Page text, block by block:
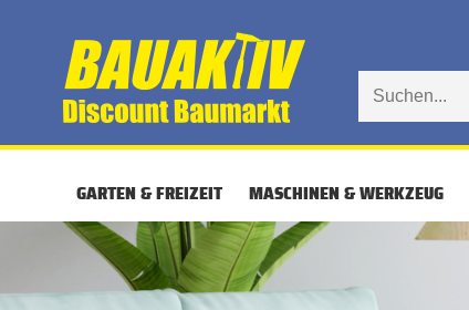
GARTEN & FREIZEIT MASCHINEN & WERKZEUG